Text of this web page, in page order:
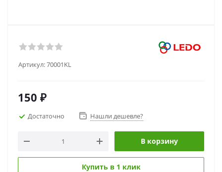
Артикул:70001KL
150 ₽
Достаточно Нашли дешевле?
В корзину
Купить в 1 клик